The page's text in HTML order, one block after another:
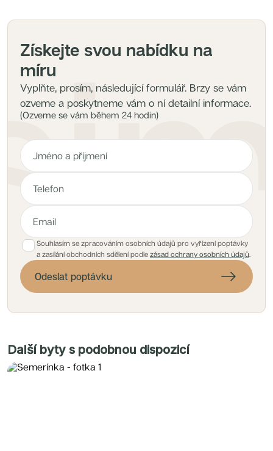
Získejte svou nabídku na
míru
Vyplňte, prosím, následující formulář. Brzy se vám
ozveme a poskytneme vám o ní detailní informace.
(Ozveme se vám během 24 hodin)
Souhlasím se zpracováním osobních údajů pro vyřízení poptávky
a zasílání obchodních sdělení podle zásad ochrany osobních údajů.
Odeslat poptávku
Další byty s podobnou dispozicí